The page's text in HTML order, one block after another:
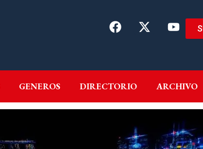
GENEROS DIRECTORIO ARCHIVO
GENEROS DIRECTORIO